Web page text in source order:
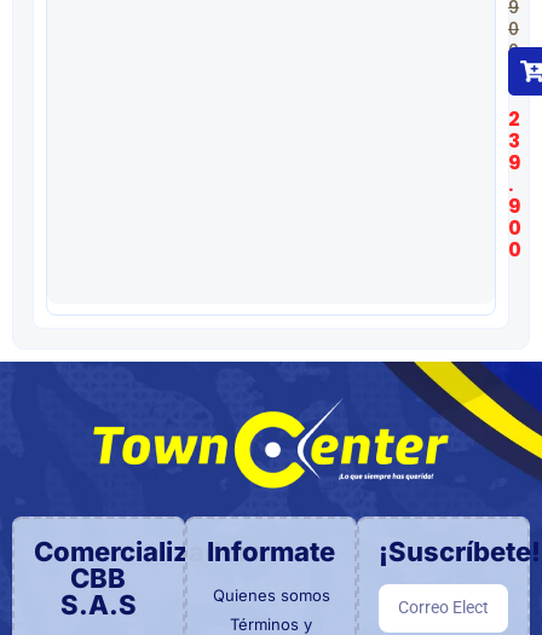
9
0
0
2
3
9
.
9
0
0
Comercializadora
CBB
S.A.S
Informate
Quienes somos
Términos y
¡Suscríbete!